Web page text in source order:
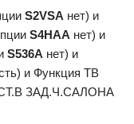
S2VSA нет) и
S4HAA нет) и
S536A нет) и
и Функция ТВ
ЗАД.Ч.САЛОНА